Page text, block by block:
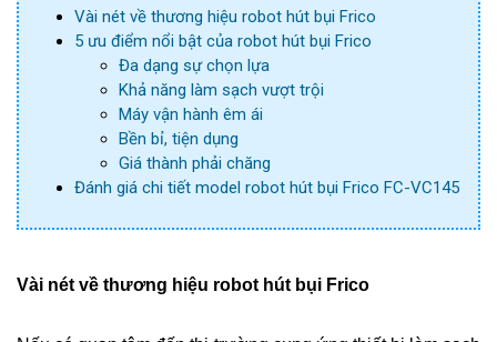
Vài nét về thương hiệu robot hút bụi Frico
5 ưu điểm nổi bật của robot hút bụi Frico
Đa dạng sự chọn lựa
Khả năng làm sạch vượt trội
Máy vận hành êm ái
Bền bỉ, tiện dụng
Giá thành phải chăng
Đánh giá chi tiết model robot hút bụi Frico FC-VC145
Vài nét về thương hiệu robot hút bụi Frico